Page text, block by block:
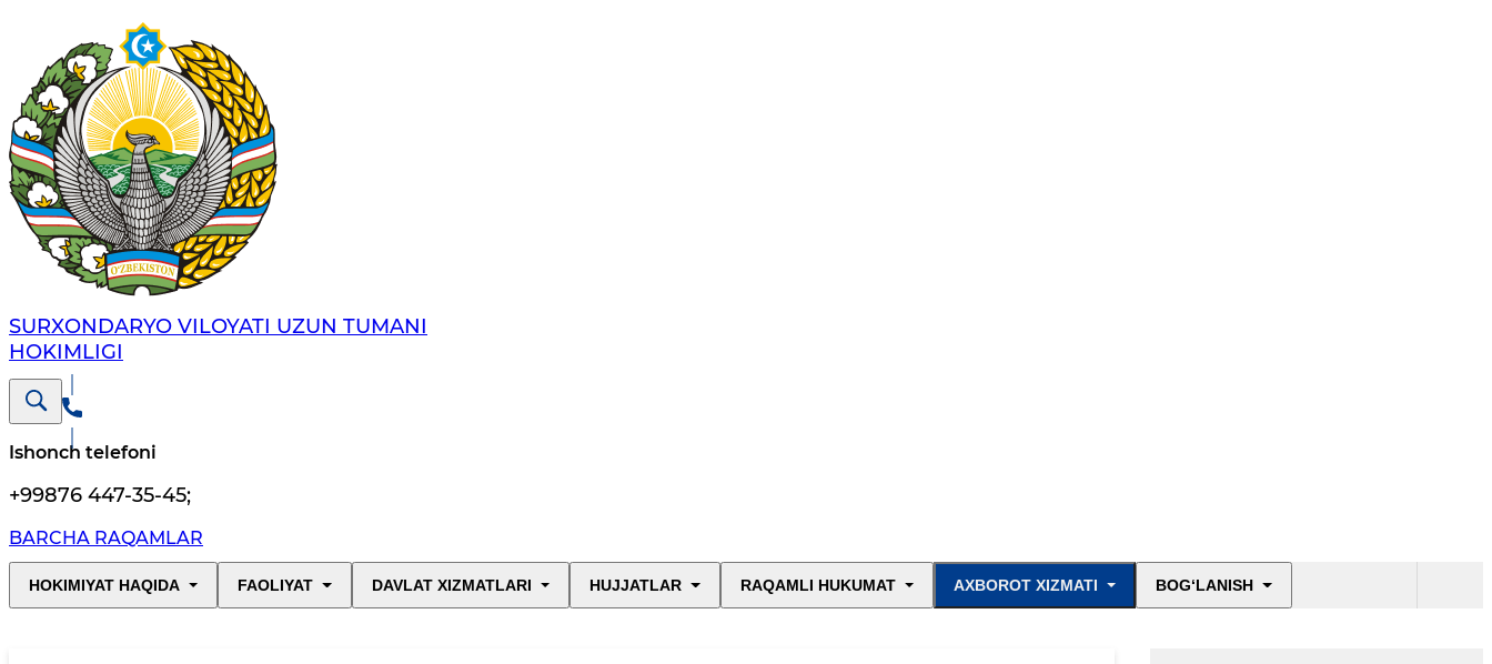
SURXONDARYO VILOYATI UZUN TUMANI
HOKIMLIGI
Ishonch telefoni
+99876 447-35-45;
BARCHA RAQAMLAR
HOKIMIYAT HAQIDA FAOLIYAT DAVLAT XIZMATLARI HUJJATLAR RAQAMLI HUKUMAT AXBOROT XIZMATI BOG‘LANISH